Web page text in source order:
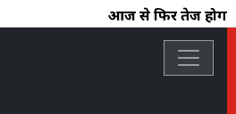
आज से फिर तेज होगा